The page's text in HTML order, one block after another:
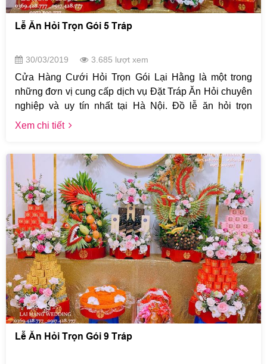
Lễ Ăn Hỏi Trọn Gói 5 Tráp
30/03/2019 3.685 lượt xem
Cửa Hàng Cưới Hỏi Trọn Gói Lại Hằng là một trong
những đơn vị cung cấp dịch vụ Đặt Tráp Ăn Hỏi chuyên
nghiệp và uy tín nhất tại Hà Nội. Đồ lễ ăn hỏi trọn
gói của Lại Hằng được thiết kế với nhiều mẫu mã đẹp,
chia. Đảm bảo sự hài lòng cho mọi khách hàng về chất
lượng phẩm cũng như giá thành.
Xem chi tiết
Lễ Ăn Hỏi Trọn Gói 9 Tráp